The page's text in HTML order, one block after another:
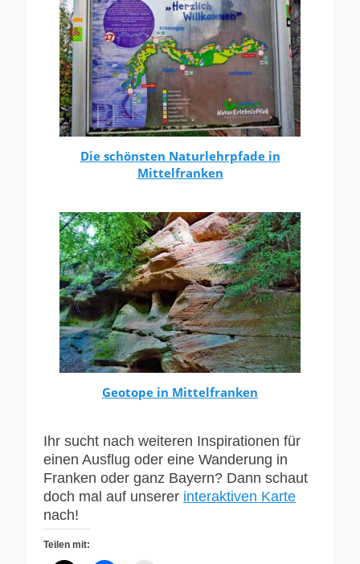
Die schönsten Naturlehrpfade in
Mittelfranken
Geotope in Mittelfranken
Ihr sucht nach weiteren Inspirationen für
einen Ausflug oder eine Wanderung in
Franken oder ganz Bayern? Dann schaut
doch mal auf unserer interaktiven Karte
nach!
Teilen mit: